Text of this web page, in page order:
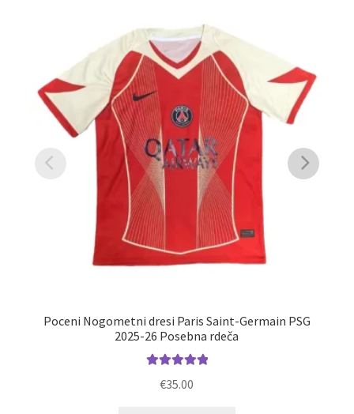
Poceni Nogometni dresi Paris Saint-Germain PSG
2025-26 Posebna rdeča
€35.00